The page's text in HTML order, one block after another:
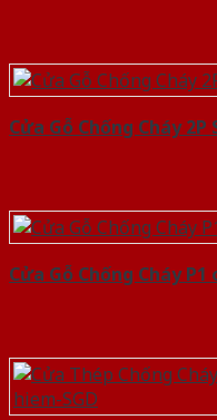
Cửa Gỗ Chống Cháy 2P
Cửa Gỗ Chống Cháy